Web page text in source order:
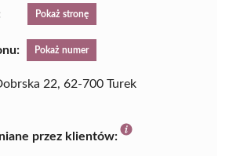
Pokaż stronę
Pokaż numer
22, 62-700 Turek
przez klientów: